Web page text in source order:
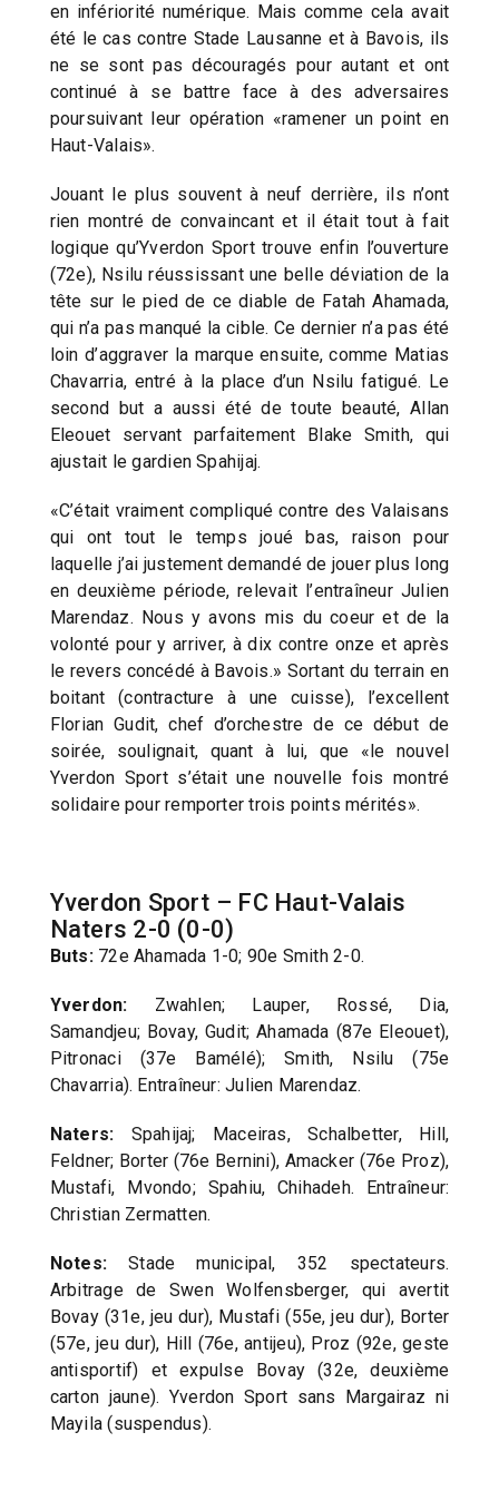
en infériorité numérique. Mais comme cela avait
été le cas contre Stade Lausanne et à Bavois, ils
ne se sont pas découragés pour autant et ont
continué à se battre face à des adversaires
poursuivant leur opération «ramener un point en
Haut-Valais».
Jouant le plus souvent à neuf derrière, ils n’ont
rien montré de convaincant et il était tout à fait
logique qu’Yverdon Sport trouve enfin l’ouverture
(72e), Nsilu réussissant une belle déviation de la
tête sur le pied de ce diable de Fatah Ahamada,
qui n’a pas manqué la cible. Ce dernier n’a pas été
loin d’aggraver la marque ensuite, comme Matias
Chavarria, entré à la place d’un Nsilu fatigué. Le
second but a aussi été de toute beauté, Allan
Eleouet servant parfaitement Blake Smith, qui
ajustait le gardien Spahijaj.
«C’était vraiment compliqué contre des Valaisans
qui ont tout le temps joué bas, raison pour
laquelle j’ai justement demandé de jouer plus long
en deuxième période, relevait l’entraîneur Julien
Marendaz. Nous y avons mis du coeur et de la
volonté pour y arriver, à dix contre onze et après
le revers concédé à Bavois.» Sortant du terrain en
boitant (contracture à une cuisse), l’excellent
Florian Gudit, chef d’orchestre de ce début de
soirée, soulignait, quant à lui, que «le nouvel
Yverdon Sport s’était une nouvelle fois montré
solidaire pour remporter trois points mérités».
Yverdon Sport – FC Haut-Valais
Naters 2-0 (0-0)
Buts:72e Ahamada 1-0; 90e Smith 2-0.
Yverdon: Zwahlen; Lauper, Rossé, Dia,
Samandjeu; Bovay, Gudit; Ahamada (87e Eleouet),
Pitronaci (37e Bamélé); Smith, Nsilu (75e
Chavarria). Entraîneur: Julien Marendaz.
Naters: Spahijaj; Maceiras, Schalbetter, Hill,
Feldner; Borter (76e Bernini), Amacker (76e Proz),
Mustafi, Mvondo; Spahiu, Chihadeh. Entraîneur:
Christian Zermatten.
Notes: Stade municipal, 352 spectateurs.
Arbitrage de Swen Wolfensberger, qui avertit
Bovay (31e, jeu dur), Mustafi (55e, jeu dur), Borter
(57e, jeu dur), Hill (76e, antijeu), Proz (92e, geste
antisportif) et expulse Bovay (32e, deuxième
carton jaune). Yverdon Sport sans Margairaz ni
Mayila (suspendus).